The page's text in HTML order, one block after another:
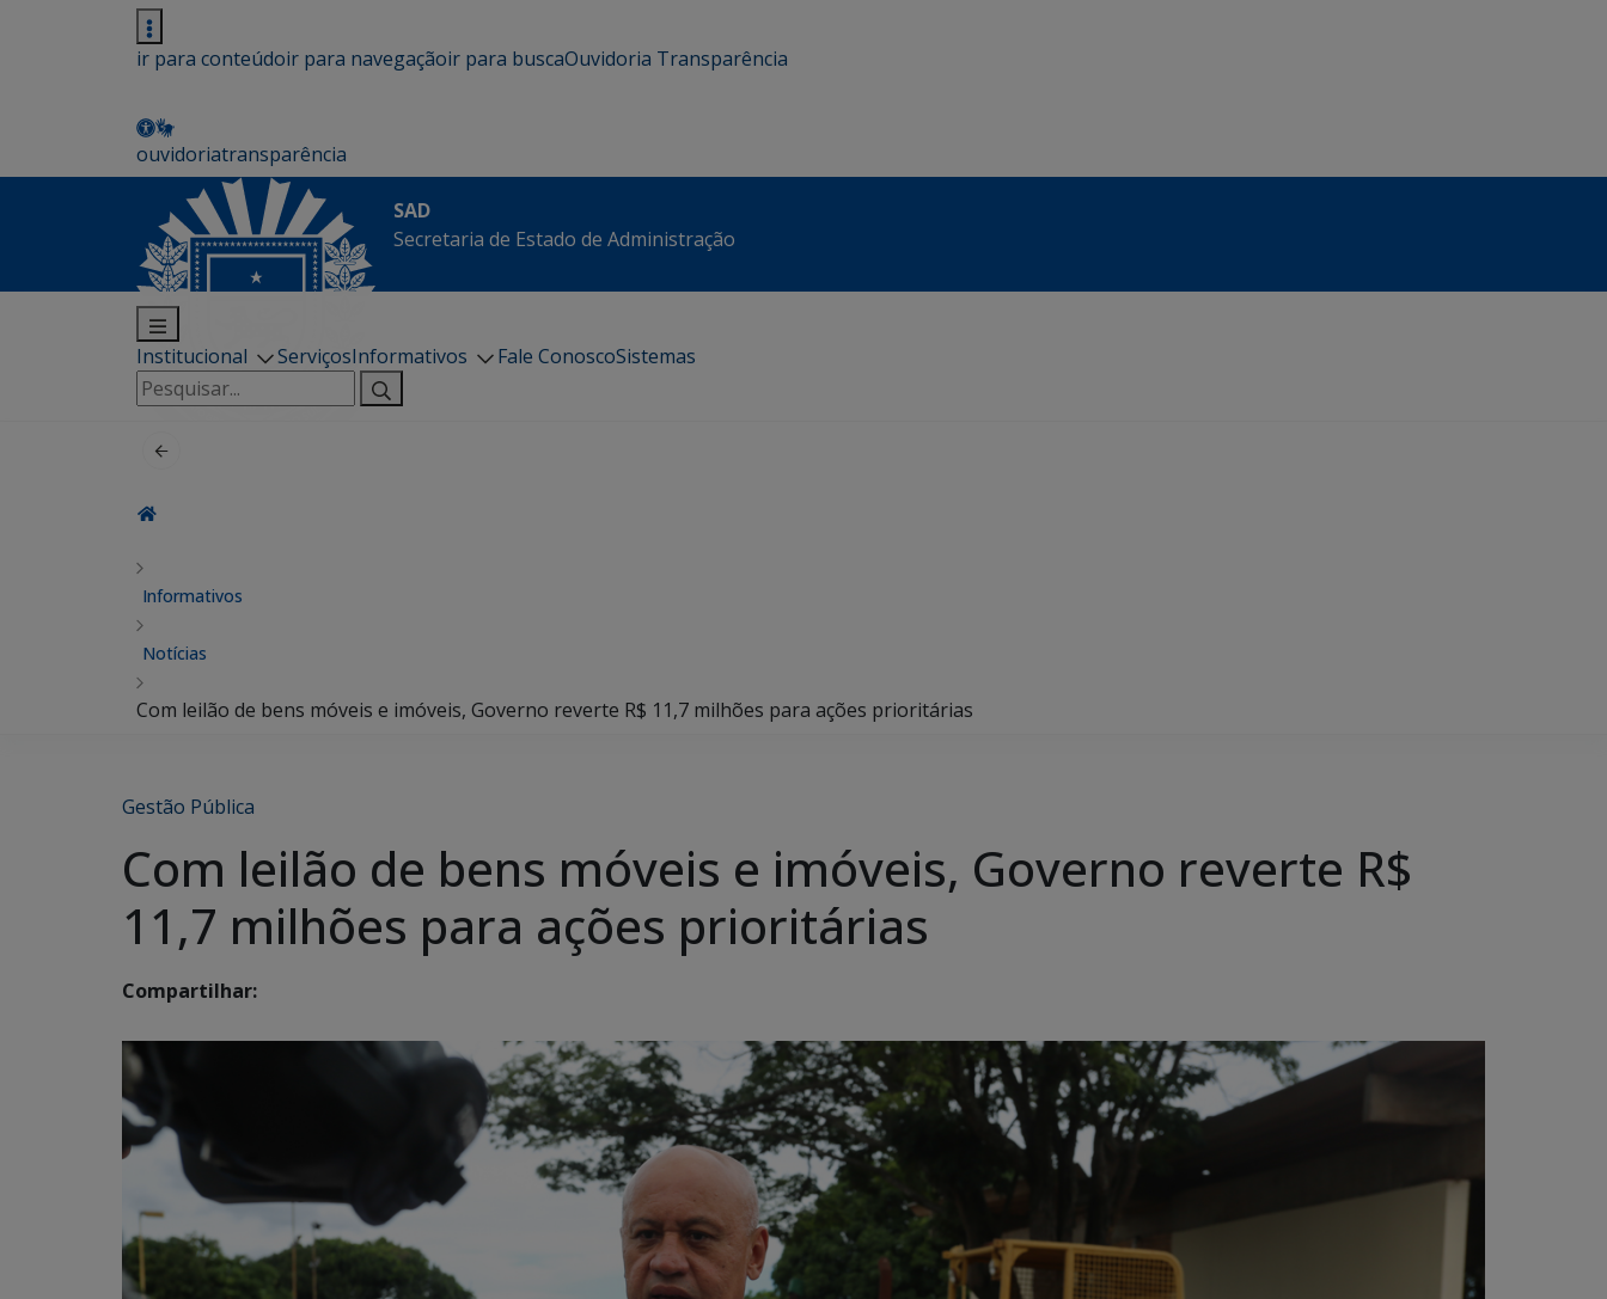
ir para conteúdoir para navegaçãoir para buscaOuvidoria Transparência
ouvidoriatransparência
SAD
Secretaria de Estado de Administração
Institucional ServiçosInformativos Fale ConoscoSistemas
Pesquisar
por:
Informativos
Notícias
Com leilão de bens móveis e imóveis, Governo reverte R$ 11,7 milhões para ações prioritárias
Gestão Pública
Com leilão de bens móveis e imóveis, Governo reverte R$
11,7 milhões para ações prioritárias
Compartilhar: